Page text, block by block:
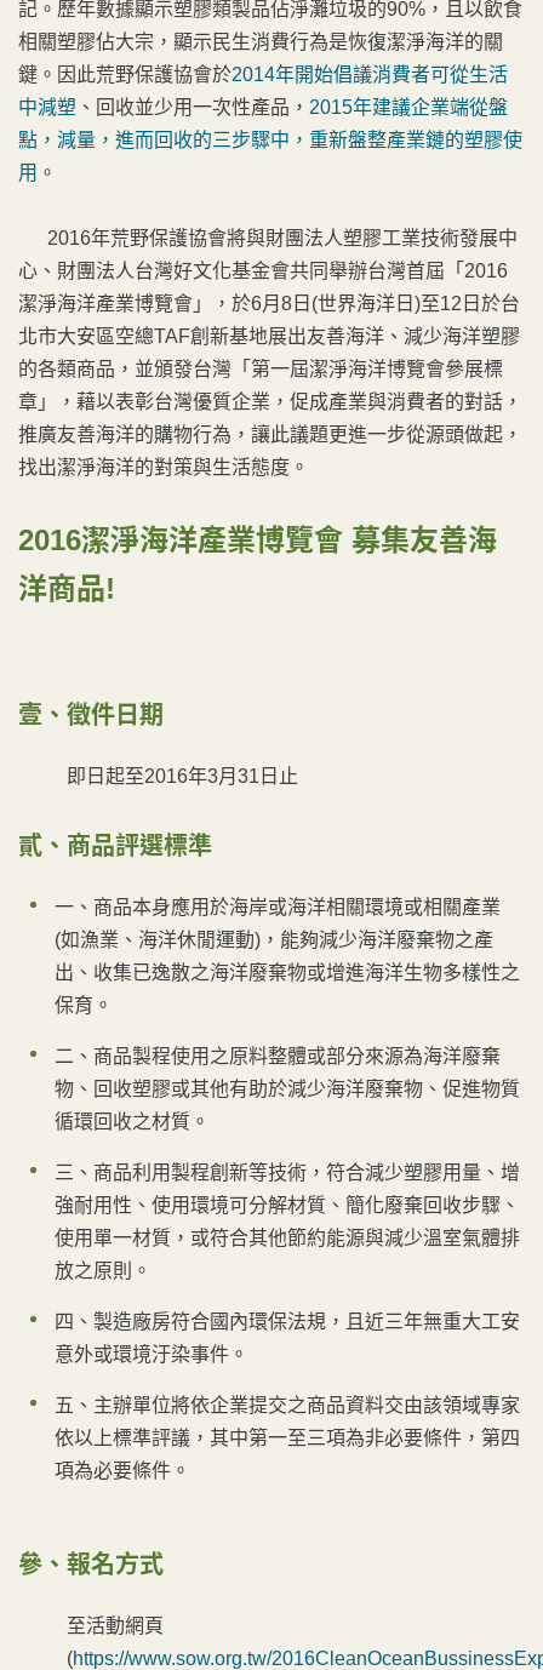
記。歷年數據顯示塑膠類製品佔淨灘垃圾的90%，且以飲食
相關塑膠佔大宗，顯示民生消費行為是恢復潔淨海洋的關
鍵。因此荒野保護協會於2014年開始倡議消費者可從生活
中減塑 、回收並少用一次性產品， 2015年建議企業端從盤
點，減量，進而回收的三步驟中，重新盤整產業鏈的塑膠使
用 。
2016年荒野保護協會將與財團法人塑膠工業技術發展中
心、財團法人台灣好文化基金會共同舉辦台灣首屆「2016
潔淨海洋產業博覽會」，於6月8日(世界海洋日)至12日於台
北市大安區空總TAF創新基地展出友善海洋、減少海洋塑膠
的各類商品，並頒發台灣「第一屆潔淨海洋博覽會參展標
章」，藉以表彰台灣優質企業，促成產業與消費者的對話，
推廣友善海洋的購物行為，讓此議題更進一步從源頭做起，
找出潔淨海洋的對策與生活態度。
2016潔淨海洋產業博覽會 募集友善海
洋商品!
壹、 徵件日期
即日起至2016年3月31日止
貳、商品評選標準
一、商品本身應用於海岸或海洋相關環境或相關產業
(如漁業、海洋休閒運動)，能夠減少海洋廢棄物之產
出、收集已逸散之海洋廢棄物或增進海洋生物多樣性之
保育。
二、商品製程使用之原料整體或部分來源為海洋廢棄
物、回收塑膠或其他有助於減少海洋廢棄物、促進物質
循環回收之材質。
三、商品利用製程創新等技術，符合減少塑膠用量、增
強耐用性、使用環境可分解材質、簡化廢棄回收步驟、
使用單一材質，或符合其他節約能源與減少溫室氣體排
放之原則。
四、製造廠房符合國內環保法規，且近三年無重大工安
意外或環境汙染事件。
五、主辦單位將依企業提交之商品資料交由該領域專家
依以上標準評議，其中第一至三項為非必要條件，第四
項為必要條件。
參、報名方式
至活動網頁
(https://www.sow.org.tw/